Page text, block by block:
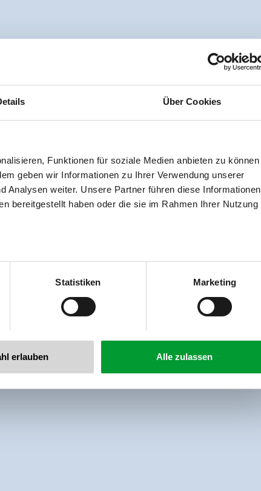
Über Cookies
Funktionen für soziale Medien anbieten zu können
geben wir Informationen zu Ihrer Verwendung unserer
Analysen weiter. Unsere Partner führen diese Informationen
bereitgestellt haben oder die sie im Rahmen Ihrer Nutzung
Statistiken Marketing
erlauben Alle zulassen